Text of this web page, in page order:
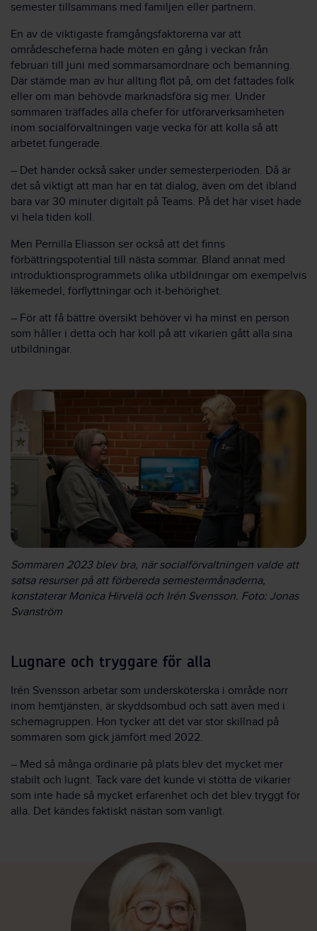
semester tillsammans med familjen eller partnern.
En av de viktigaste framgångsfaktorerna var att
områdescheferna hade möten en gång i veckan från
februari till juni med sommarsamordnare och bemanning.
Där stämde man av hur allting flöt på, om det fattades folk
eller om man behövde marknadsföra sig mer. Under
sommaren träffades alla chefer för utförarverksamheten
inom socialförvaltningen varje vecka för att kolla så att
arbetet fungerade.
– Det händer också saker under semesterperioden. Då är
det så viktigt att man har en tät dialog, även om det ibland
bara var 30 minuter digitalt på Teams. På det här viset hade
vi hela tiden koll.
Men Pernilla Eliasson ser också att det finns
förbättringspotential till nästa sommar. Bland annat med
introduktionsprogrammets olika utbildningar om exempelvis
läkemedel, förflyttningar och it-behörighet.
– För att få bättre översikt behöver vi ha minst en person
som håller i detta och har koll på att vikarien gått alla sina
utbildningar.
Sommaren 2023 blev bra, när socialförvaltningen valde att
satsa resurser på att förbereda semestermånaderna,
konstaterar Monica Hirvelä och Irén Svensson. Foto: Jonas
Svanström
Lugnare och tryggare för alla
Irén Svensson arbetar som undersköterska i område norr
inom hemtjänsten, är skyddsombud och satt även med i
schemagruppen. Hon tycker att det var stor skillnad på
sommaren som gick jämfört med 2022.
– Med så många ordinarie på plats blev det mycket mer
stabilt och lugnt. Tack vare det kunde vi stötta de vikarier
som inte hade så mycket erfarenhet och det blev tryggt för
alla. Det kändes faktiskt nästan som vanligt.